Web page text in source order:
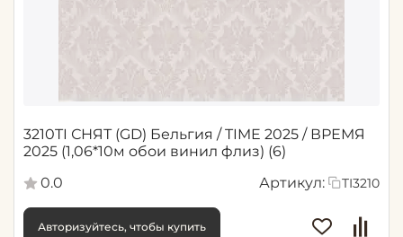
3210TI СНЯТ (GD) Бельгия / TIME 2025 / ВРЕМЯ
2025 (1,06*10м обои винил флиз) (6)
0.0
Артикул: TI3210
Авторизуйтесь, чтобы купить